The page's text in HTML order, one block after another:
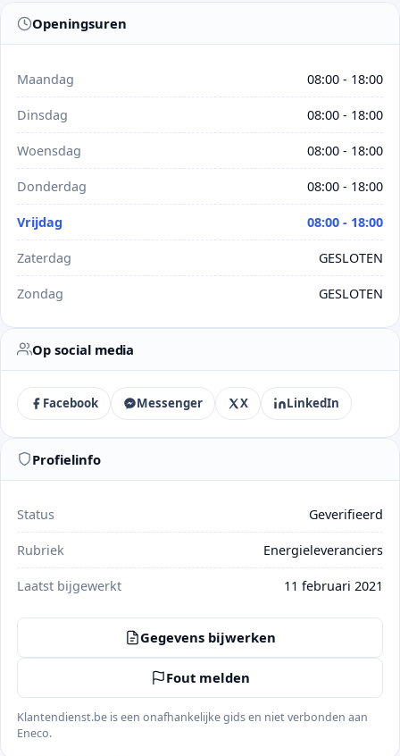
Openingsuren
Maandag 08:00 - 18:00
Dinsdag 08:00 - 18:00
Woensdag 08:00 - 18:00
Donderdag 08:00 - 18:00
Vrijdag 08:00 - 18:00
Zaterdag GESLOTEN
Zondag GESLOTEN
Op social media
Facebook Messenger X LinkedIn
Profielinfo
Status Geverifieerd
Rubriek Energieleveranciers
Laatst bijgewerkt 11 februari 2021
Gegevens bijwerken
Fout melden
Klantendienst.be is een onafhankelijke gids en niet verbonden aan
Eneco.